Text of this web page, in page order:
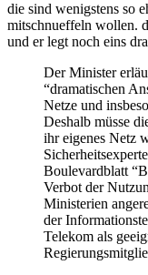
die sind wenigstens so
mitschnueffeln wollen.
und er legt noch eins
Der Minister
“dramatischen
Netze und
Deshalb müsse
ihr eigenes Netz
Boulevardblatt
Verbot der
Ministerien
der
Telekom als